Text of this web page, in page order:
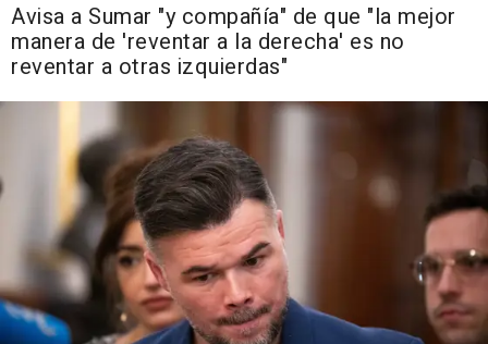
Avisa a Sumar "y compañía" de que "la mejor
manera de 'reventar a la derecha' es no
reventar a otras izquierdas"